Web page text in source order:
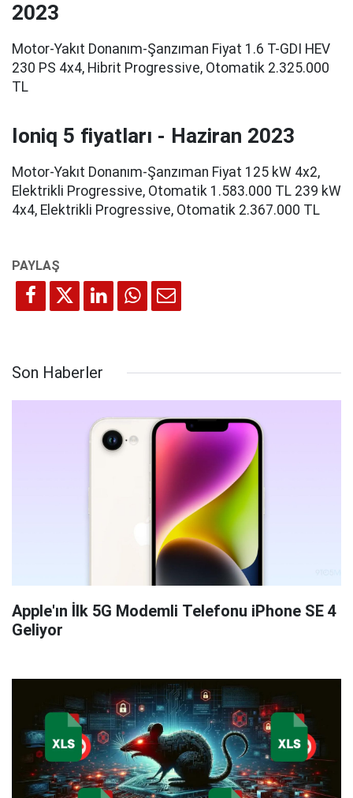
2023
Motor-Yakıt Donanım-Şanzıman Fiyat 1.6 T-GDI HEV
230 PS 4x4, Hibrit Progressive, Otomatik 2.325.000
TL
Ioniq 5 fiyatları - Haziran 2023
Motor-Yakıt Donanım-Şanzıman Fiyat 125 kW 4x2,
Elektrikli Progressive, Otomatik 1.583.000 TL 239 kW
4x4, Elektrikli Progressive, Otomatik 2.367.000 TL
Son Haberler
Apple'ın İlk 5G Modemli Telefonu iPhone SE 4
Geliyor